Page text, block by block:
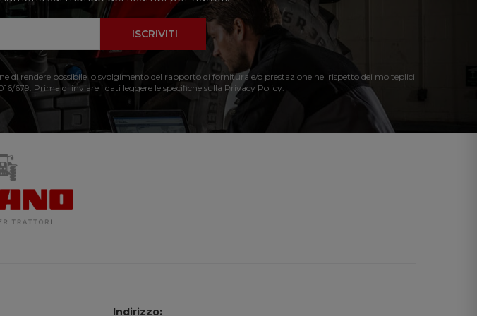
ISCRIVITI
di rendere possibile lo svolgimento del rapporto di fornitura e/o prestazione nel rispetto dei molteplici
679. Prima di inviare i dati leggere le specifiche sulla Privacy Policy.
Indirizzo: